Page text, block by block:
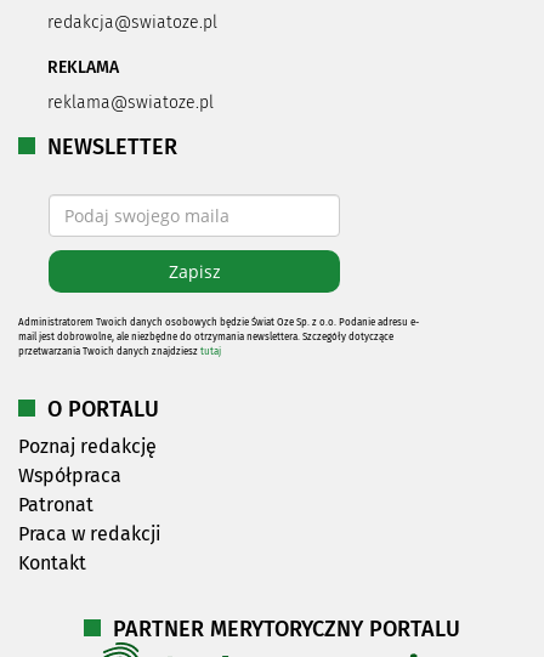
redakcja@swiatoze.pl
REKLAMA
reklama@swiatoze.pl
NEWSLETTER
Administratorem Twoich danych osobowych będzie Świat Oze Sp. z o.o. Podanie adresu e-
mail jest dobrowolne, ale niezbędne do otrzymania newslettera. Szczegóły dotyczące
przetwarzania Twoich danych znajdziesz tutaj
O PORTALU
Poznaj redakcję
Współpraca
Patronat
Praca w redakcji
Kontakt
PARTNER MERYTORYCZNY PORTALU